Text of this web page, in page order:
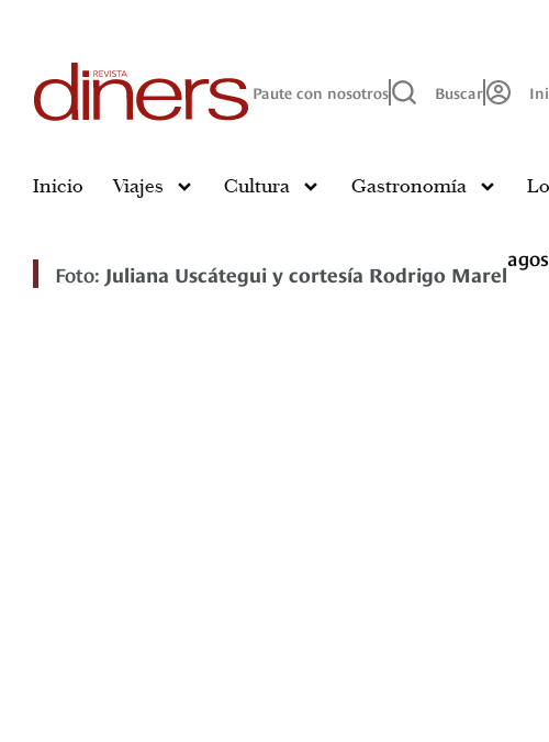
Paute con nosotros Buscar
Inicio Viajes Cultura Gastronomía
Foto: Juliana Uscátegui y cortesía Rodrigo Marel